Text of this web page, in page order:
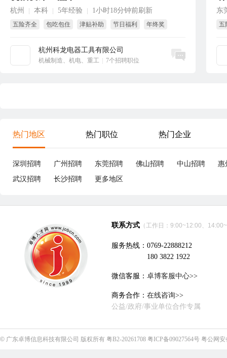
杭州 本科 5年经验 1小时18分钟前刷新
五险齐全 包吃包住 津贴补助 节日福利
年终奖
杭州科龙电器工具有限公司
机械制造、机电、重工 7个招聘职位
立即沟通
东
五
热门地区 热门职位 热门企业
深圳招聘 广州招聘 东莞招聘 佛山招聘 中山招聘
惠
武汉招聘
长沙招聘 更多地区
联系方式 （工作日：9:00~12:00、
服务热线：0769-22888212
180 3822 1922
微信客服： 卓博客服中心>>
商务合作： 在线咨询>>
公益/政府/事业单位合作专属
© 广东卓博信息科技有限公司 版权所有 粤B2-20261708 粤ICP备09027564号 粤公网安